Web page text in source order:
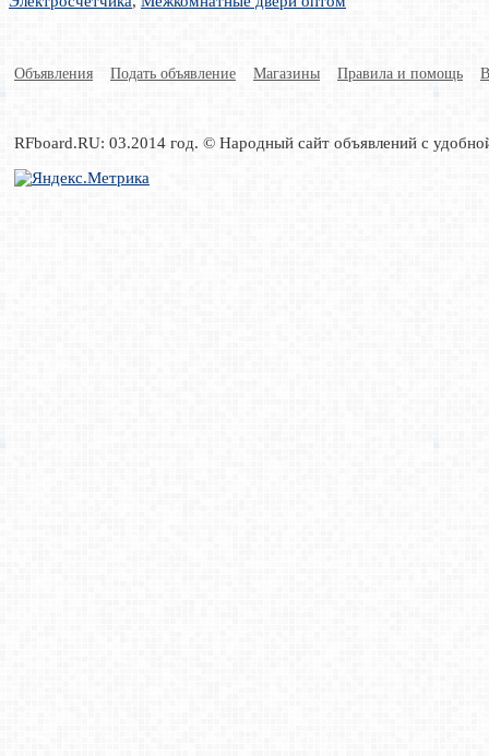
Объявления Подать объявление Магазины Правила и помощь
RFboard.RU: 03.2014 год. © Народный сайт объявлений с